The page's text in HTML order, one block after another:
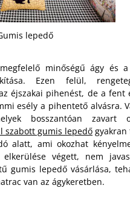
lepedő
minőségű ágy és a
Ezen felül,
éjszakai pihenést, de a fent
esély a pihentető alvásra.
bosszantóan zavart
szabott gumis lepedő
alatt, ami okozhat
elkerülése végett, nem
gumis lepedő vásárlása,
van az ágykeretben.